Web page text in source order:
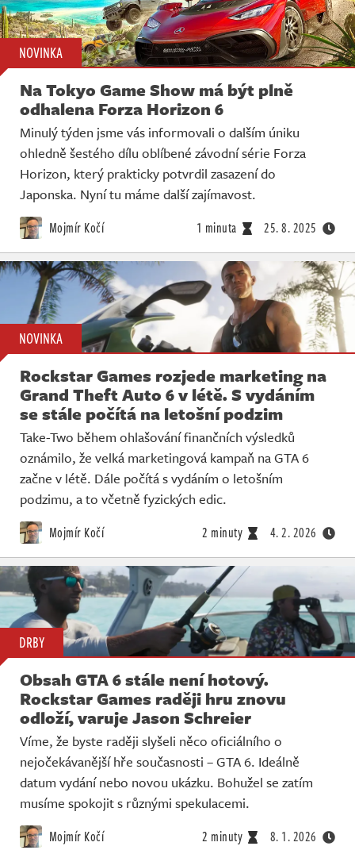
NOVINKA
Na Tokyo Game Show má být plně
odhalena Forza Horizon 6
Minulý týden jsme vás informovali o dalším úniku
ohledně šestého dílu oblíbené závodní série Forza
Horizon, který prakticky potvrdil zasazení do
Japonska. Nyní tu máme další zajímavost.
Mojmír Kočí 1 minuta 25. 8. 2025
NOVINKA
Rockstar Games rozjede marketing na
Grand Theft Auto 6 v létě. S vydáním
se stále počítá na letošní podzim
Take-Two během ohlašování finančních výsledků
oznámilo, že velká marketingová kampaň na GTA 6
začne v létě. Dále počítá s vydáním o letošním
podzimu, a to včetně fyzických edic.
Mojmír Kočí 2 minuty 4. 2. 2026
DRBY
Obsah GTA 6 stále není hotový.
Rockstar Games raději hru znovu
odloží, varuje Jason Schreier
Víme, že byste raději slyšeli něco oficiálního o
nejočekávanější hře současnosti – GTA 6. Ideálně
datum vydání nebo novou ukázku. Bohužel se zatím
musíme spokojit s různými spekulacemi.
Mojmír Kočí 2 minuty 8. 1. 2026